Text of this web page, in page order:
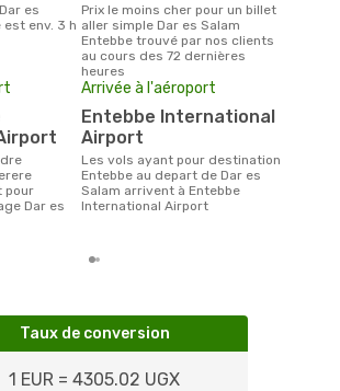
est env. 3 h
Prix le moins cher pour un billet
aller simple Dar es Salam
Entebbe trouvé par nos clients
au cours des 72 dernières
heures
pour
Dar es
Arrivée à l'aéroport
Entebbe International
Airport
Les vols ayant pour destination
Entebbe au depart de Dar es
Salam arrivent à Entebbe
International Airport
Taux de conversion
1 EUR = 4305.02 UGX